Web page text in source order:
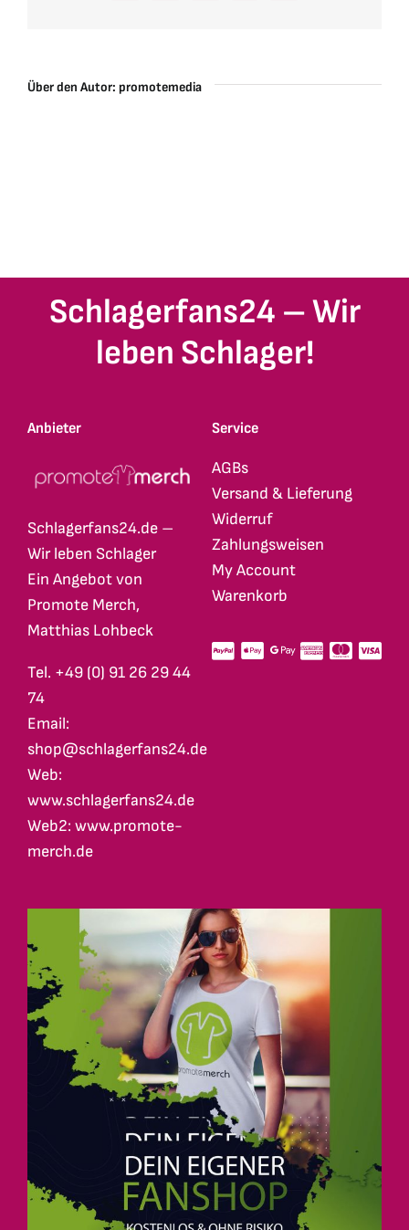
Über den Autor: promotemedia
Schlagerfans24 – Wir
leben Schlager!
Anbieter
Schlagerfans24.de –
Wir leben Schlager
Ein Angebot von
Promote Merch,
Matthias Lohbeck
Tel. +49 (0) 91 26 29 44
74
Email:
shop@schlagerfans24.de
Web:
www.schlagerfans24.de
Web2: www.promote-
merch.de
Service
AGBs
Versand & Lieferung
Widerruf
Zahlungsweisen
My Account
Warenkorb